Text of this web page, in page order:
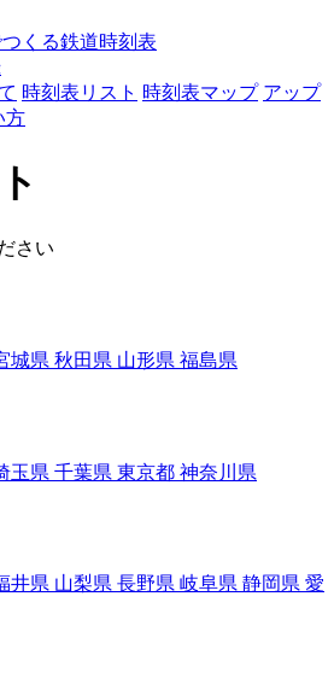
くる鉄道時刻表
時刻表リスト 時刻表マップ アップ
方
さい
城県 秋田県 山形県 福島県
玉県 千葉県 東京都 神奈川県
井県 山梨県 長野県 岐阜県 静岡県 愛